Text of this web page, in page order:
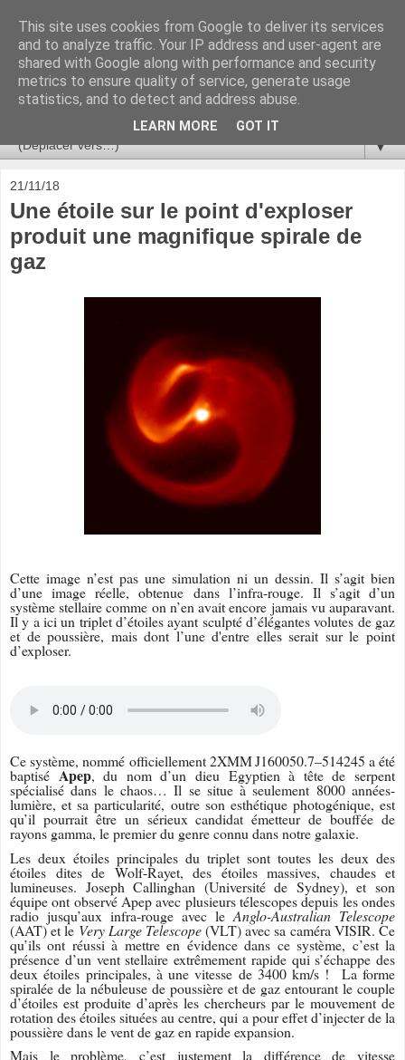
Ça se passe là haut
Astronomie, Astrophysique, Astroparticules, Cosmologie.
L'infini se contemple, indéfiniment. ISSN 2272-5768
▼
21/11/18
Une étoile sur le point d'exploser
produit une magnifique spirale de
gaz
Cette image n’est pas une simulation ni un dessin. Il s’agit bien
d’une image réelle, obtenue dans l’infra-rouge. Il s’agit d’un
système stellaire comme on n’en avait encore jamais vu auparavant.
Il y a ici un triplet d’étoiles ayant sculpté d’élégantes volutes de gaz
et de poussière, mais dont l’une d'entre elles serait sur le point
d’exploser.
Ce système, nommé officiellement 2XMM J160050.7–514245 a été
baptisé Apep, du nom d’un dieu Egyptien à tête de serpent
spécialisé dans le chaos… Il se situe à seulement 8000 années-
lumière, et sa particularité, outre son esthétique photogénique, est
qu’il pourrait être un sérieux candidat émetteur de bouffée de
rayons gamma, le premier du genre connu dans notre galaxie.
Les deux étoiles principales du triplet sont toutes les deux des
étoiles dites de Wolf-Rayet, des étoiles massives, chaudes et
lumineuses. Joseph Callinghan (Université de Sydney), et son
équipe ont observé Apep avec plusieurs télescopes depuis les ondes
radio jusqu’aux infra-rouge avec le Anglo-Australian Telescope
(AAT) et le Very Large Telescope(VLT) avec sa caméra VISIR. Ce
qu’ils ont réussi à mettre en évidence dans ce système, c’est la
présence d’un vent stellaire extrêmement rapide qui s’échappe des
deux étoiles principales, à une vitesse de 3400 km/s ! La forme
spiralée de la nébuleuse de poussière et de gaz entourant le couple
d’étoiles est produite d’après les chercheurs par le mouvement de
rotation des étoiles situées au centre, qui a pour effet d’injecter de la
poussière dans le vent de gaz en rapide expansion.
Mais le problème, c’est justement la différence de vitesse
This site uses cookies from Google to deliver its services
and to analyze traffic. Your IP address and user-agent are
shared with Google along with performance and security
metrics to ensure quality of service, generate usage
statistics, and to detect and address abuse.
LEARN MORE GOT IT